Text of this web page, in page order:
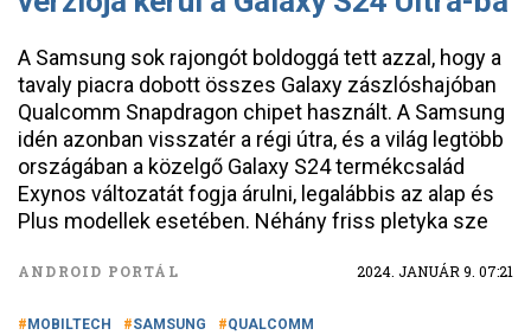
A Samsung sok rajongót boldoggá tett azzal, hogy a
tavaly piacra dobott összes Galaxy zászlóshajóban
Qualcomm Snapdragon chipet használt. A Samsung
idén azonban visszatér a régi útra, és a világ legtöbb
országában a közelgő Galaxy S24 termékcsalád
Exynos változatát fogja árulni, legalábbis az alap és
Plus modellek esetében. Néhány friss pletyka sze
ANDROID PORTÁL 2024. JANUÁR 9. 07:21
MOBILTECH SAMSUNG QUALCOMM